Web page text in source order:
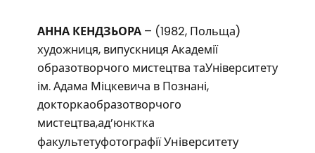
АННА КЕНДЗЬОРА – (1982, Польща)
художниця, випускниця Академії
образотворчого мистецтва таУніверситету
ім. Адама Міцкевича в Познані,
докторкаобразотворчого
мистецтва,ад’юнктка
факультетуфотографії Університету